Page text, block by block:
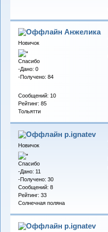
Анжелика
Новичок
Спасибо
-Дано: 0
-Получено: 84
Сообщений: 10
Рейтинг: 85
Тольятти
p.ignatev
Новичок
Спасибо
-Дано: 11
-Получено: 30
Сообщений: 8
Рейтинг: 33
Солнечная поляна
p.ignatev